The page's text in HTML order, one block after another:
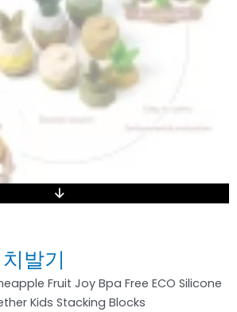
발기
Fruit Joy Bpa Free ECO Silicone
Kids Stacking Blocks